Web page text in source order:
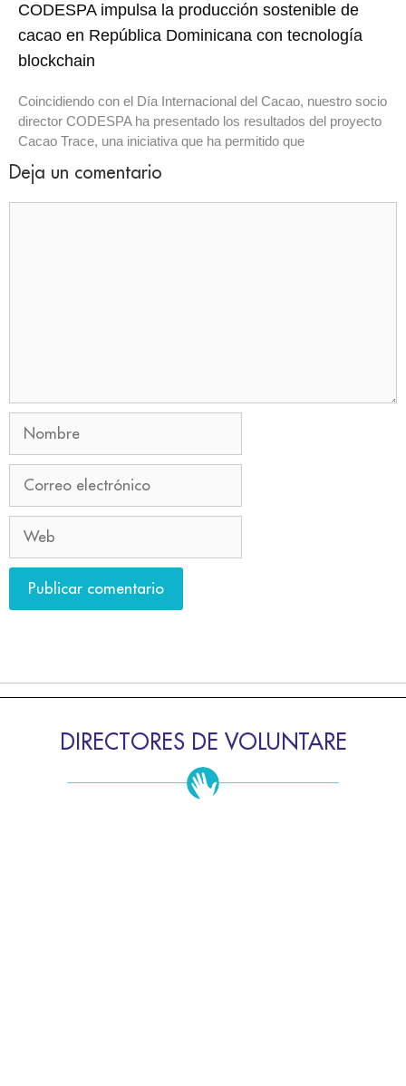
CODESPA impulsa la producción sostenible de
cacao en República Dominicana con tecnología
blockchain
Coincidiendo con el Día Internacional del Cacao, nuestro socio
director CODESPA ha presentado los resultados del proyecto
Cacao Trace, una iniciativa que ha permitido que
Deja un comentario
DIRECTORES DE VOLUNTARE